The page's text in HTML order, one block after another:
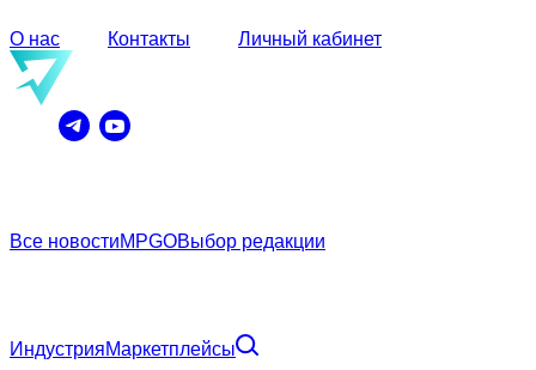
О нас Контакты Личный кабинет
Все новостиMPGOВыбор редакции
ИндустрияМаркетплейсы